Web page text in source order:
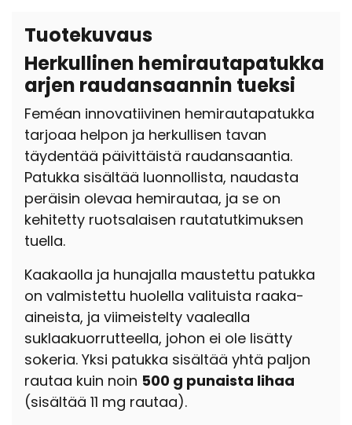
Tuotekuvaus
Herkullinen hemirautapatukka
arjen raudansaannin tueksi
Feméan innovatiivinen hemirautapatukka
tarjoaa helpon ja herkullisen tavan
täydentää päivittäistä raudansaantia.
Patukka sisältää luonnollista, naudasta
peräisin olevaa hemirautaa, ja se on
kehitetty ruotsalaisen rautatutkimuksen
tuella.
Kaakaolla ja hunajalla maustettu patukka
on valmistettu huolella valituista raaka-
aineista, ja viimeistelty vaalealla
suklaakuorrutteella, johon ei ole lisätty
sokeria. Yksi patukka sisältää yhtä paljon
rautaa kuin noin 500 g punaista lihaa
(sisältää 11 mg rautaa).